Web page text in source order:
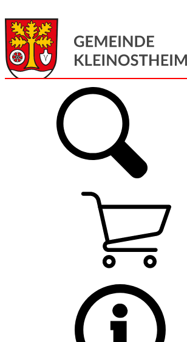
Gemeinde + Service